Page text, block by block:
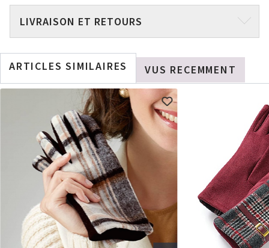
LIVRAISON ET RETOURS
ARTICLES SIMILAIRES VUS RECEMMENT